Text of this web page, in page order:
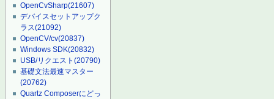
OpenCvSharp(21607)
デバイスセットアップク
ラス(21092)
OpenCV/cv(20837)
Windows SDK(20832)
USB/リクエスト(20790)
基礎文法最速マスター
(20762)
Quartz Composerにどっ